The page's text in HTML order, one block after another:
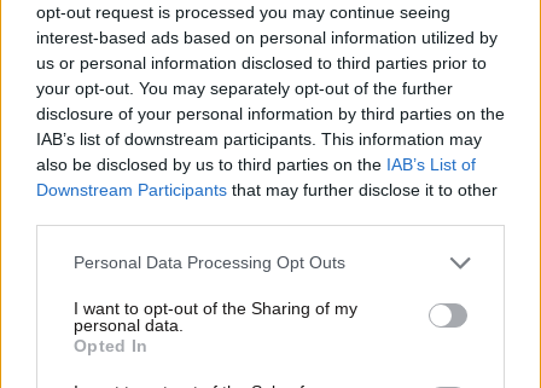
opt-out request is processed you may continue seeing
interest-based ads based on personal information utilized by
us or personal information disclosed to third parties prior to
your opt-out. You may separately opt-out of the further
disclosure of your personal information by third parties on the
IAB’s list of downstream participants. This information may
also be disclosed by us to third parties on the IAB’s List of
Downstream Participants that may further disclose it to other
Please note that this website/app uses one or more Google
not limited to your visit or usage behaviour. You may click to
grant or deny consent to Google and its third-party tags to
use your data for below specified purposes in below Google
consent section.
Personal Data Processing Opt Outs
I want to opt-out of the Sharing of my
personal data.
Opted In